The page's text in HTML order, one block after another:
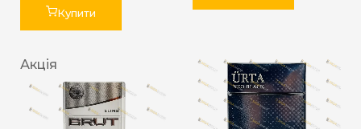
Купити
Акція